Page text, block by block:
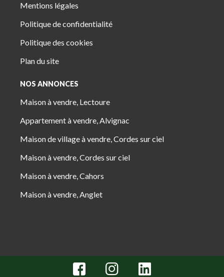
Mentions légales
Politique de confidentialité
Politique des cookies
Plan du site
NOS ANNONCES
Maison à vendre, Lectoure
Appartement à vendre, Alvignac
Maison de village à vendre, Cordes sur ciel
Maison à vendre, Cordes sur ciel
Maison à vendre, Cahors
Maison à vendre, Anglet